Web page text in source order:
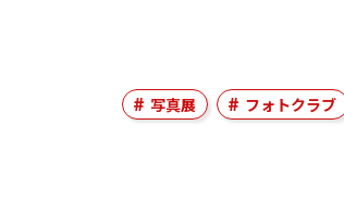
写真展 フォトクラブ